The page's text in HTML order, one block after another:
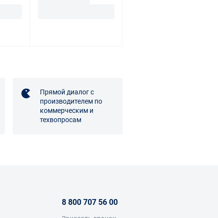
Прямой диалог с
производителем по
коммерческим и
техвопросам
8 800 707 56 00